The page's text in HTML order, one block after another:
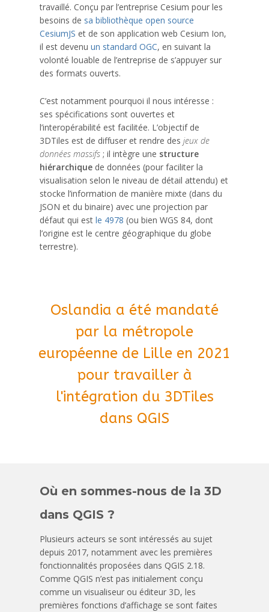
travaillé. Conçu par l’entreprise Cesium pour les
besoins de sa bibliothèque open source
CesiumJS et de son application web Cesium Ion,
il est devenuun standard OGC, en suivant la
volonté louable de l’entreprise de s’appuyer sur
des formats ouverts.
C’est notamment pourquoi il nous intéresse :
ses spécifications sont ouvertes et
l’interopérabilité est facilitée. L’objectif de
3DTiles est de diffuser et rendre desjeux de
données massifs ; il intègre une structure
hiérarchique de données (pour faciliter la
visualisation selon le niveau de détail attendu) et
stocke l’information de manière mixte (dans du
JSON et du binaire) avec une projection par
défaut qui estle 4978 (ou bien WGS 84, dont
l’origine est le centre géographique du globe
terrestre).
Oslandia a été mandaté
par la métropole
européenne de Lille en 2021
pour travailler à
l'intégration du 3DTiles
dans QGIS
Où en sommes-nous de la 3D
dans QGIS ?
Plusieurs acteurs se sont intéressés au sujet
depuis 2017, notamment avec les premières
fonctionnalités proposées dans QGIS 2.18.
Comme QGIS n’est pas initialement conçu
comme un visualiseur ou éditeur 3D, les
premières fonctions d’affichage se sont faites